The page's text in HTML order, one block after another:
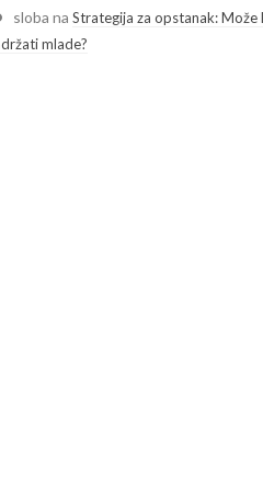
sloba naStrategija za opstanak: Može
mlade?